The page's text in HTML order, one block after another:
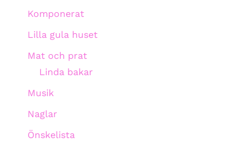
Komponerat
Lilla gula huset
Mat och prat
Linda bakar
Musik
Naglar
Önskelista